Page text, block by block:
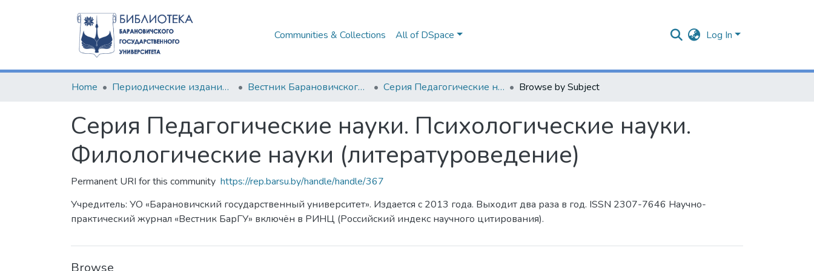
Communities & Collections All of DSpace Log In
Home Периодические издания БарГУ Вестник Барановичского государственного университета Серия Педагогические науки. Психологические науки. Филологические науки (литературоведение) Browse by Subject
Серия Педагогические науки. Психологические науки.
Филологические науки (литературоведение)
Permanent URI for this community https://rep.barsu.by/handle/handle/367
Учредитель: УО «Барановичский государственный университет». Издается с 2013 года. Выходит два раза в год. ISSN 2307-7646 Научно-
практический журнал «Вестник БарГУ» включён в РИНЦ (Российский индекс научного цитирования).
Browse